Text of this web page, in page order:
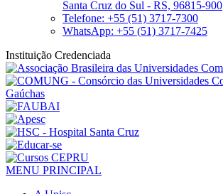
Santa Cruz do Sul - RS, 96815-900
Telefone: +55 (51) 3717-7300
WhatsApp: +55 (51) 3717-7425
Instituição Credenciada
MENU PRINCIPAL